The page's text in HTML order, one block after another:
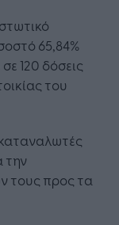
65,84%
120 δόσεις
του
την
τους προς τα